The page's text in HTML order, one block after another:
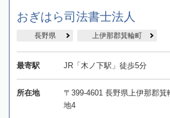
おぎはら司法書士法人
長野県 上伊那郡箕輪町
最寄駅 JR「木ノ下駅」徒歩5分
所在地
〒399-4601 長野県上伊那郡箕
地4